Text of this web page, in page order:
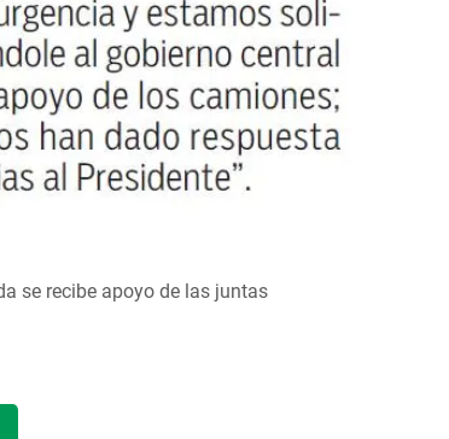
se recibe apoyo de las juntas